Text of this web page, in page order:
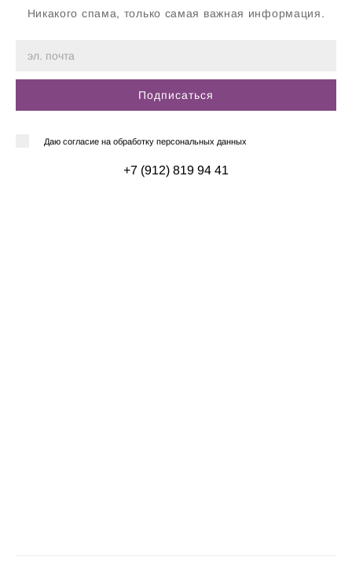
Никакого спама, только самая важная информация.
Подписаться
Даю согласие на обработку персональных данных
+7 (912) 819 94 41